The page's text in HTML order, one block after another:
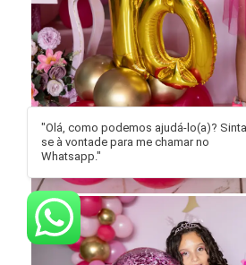
"Olá, como podemos ajudá-lo(a)?
se à vontade para me chamar no
Whatsapp."